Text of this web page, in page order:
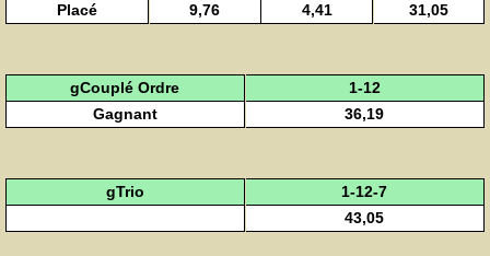
Placé
9,76 4,41 31,05
gCouplé Ordre
1-12
Gagnant
36,19
gTrio
1-12-7
43,05